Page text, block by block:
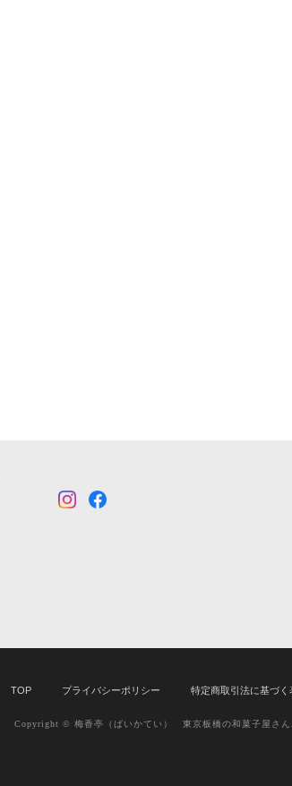
TOP プライバシーポリシー 特定商取引法に基づく
Copyright © 梅香亭（ばいかてい） 東京板橋の和菓子屋さ